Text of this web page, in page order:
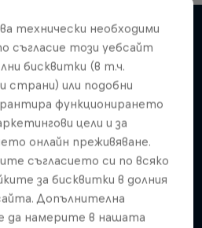
технически необходими
съгласие този уебсайт
бисквитки (в т.ч.
страни) или подобни
функционирането
цели и за
онлайн преживяване.
съгласието си по всяко
за бисквитки в долния
Допълнителна
да намерите в нашата